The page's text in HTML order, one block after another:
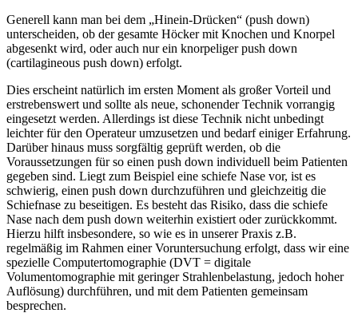
Generell kann man bei dem „Hinein-Drücken“ (push down)
unterscheiden, ob der gesamte Höcker mit Knochen und Knorpel
abgesenkt wird, oder auch nur ein knorpeliger push down
(cartilagineous push down) erfolgt.
Dies erscheint natürlich im ersten Moment als großer Vorteil und
erstrebenswert und sollte als neue, schonender Technik vorrangig
eingesetzt werden. Allerdings ist diese Technik nicht unbedingt
leichter für den Operateur umzusetzen und bedarf einiger Erfahrung.
Darüber hinaus muss sorgfältig geprüft werden, ob die
Voraussetzungen für so einen push down individuell beim Patienten
gegeben sind. Liegt zum Beispiel eine schiefe Nase vor, ist es
schwierig, einen push down durchzuführen und gleichzeitig die
Schiefnase zu beseitigen. Es besteht das Risiko, dass die schiefe
Nase nach dem push down weiterhin existiert oder zurückkommt.
Hierzu hilft insbesondere, so wie es in unserer Praxis z.B.
regelmäßig im Rahmen einer Voruntersuchung erfolgt, dass wir eine
spezielle Computertomographie (DVT = digitale
Volumentomographie mit geringer Strahlenbelastung, jedoch hoher
Auflösung) durchführen, und mit dem Patienten gemeinsam
besprechen.